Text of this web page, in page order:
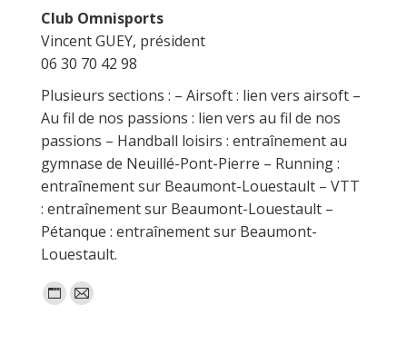
Club Omnisports
Vincent GUEY, président
06 30 70 42 98
Plusieurs sections : – Airsoft : lien vers airsoft –
Au fil de nos passions : lien vers au fil de nos
passions – Handball loisirs : entraînement au
gymnase de Neuillé-Pont-Pierre – Running :
entraînement sur Beaumont-Louestault – VTT
: entraînement sur Beaumont-Louestault –
Pétanque : entraînement sur Beaumont-
Louestault.
BlogE-